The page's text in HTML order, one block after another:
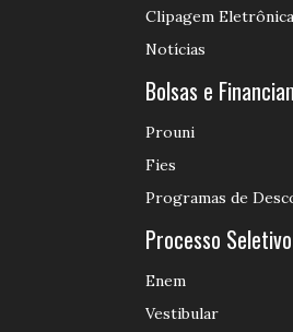
Clipagem Eletrônica
Notícias
Bolsas e
Prouni
Fies
Programas de
Processo Seletivo
Enem
Vestibular